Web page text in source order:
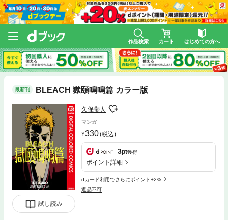
作品検索 カート はじめての方へ
最新刊 BLEACH 獄頤鳴鳴篇 カラー版
試し読み
久保帯人
マンガ
330(税込)
3pt獲得
ポイント詳細
dカード利用でさらにポイント+2%
返品不可